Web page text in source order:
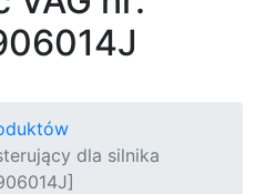
dla silnika